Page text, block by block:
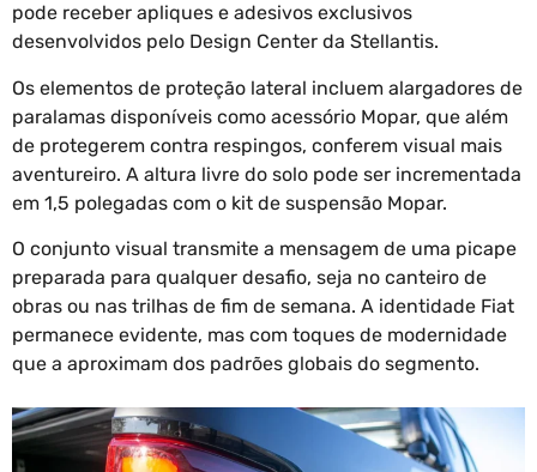
pode receber apliques e adesivos exclusivos
desenvolvidos pelo Design Center da Stellantis.
Os elementos de proteção lateral incluem alargadores de
paralamas disponíveis como acessório Mopar, que além
de protegerem contra respingos, conferem visual mais
aventureiro. A altura livre do solo pode ser incrementada
em 1,5 polegadas com o kit de suspensão Mopar.
O conjunto visual transmite a mensagem de uma picape
preparada para qualquer desafio, seja no canteiro de
obras ou nas trilhas de fim de semana. A identidade Fiat
permanece evidente, mas com toques de modernidade
que a aproximam dos padrões globais do segmento.